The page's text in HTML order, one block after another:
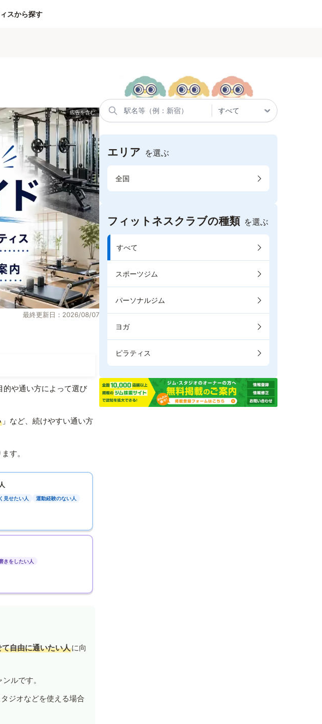
スから探す
最終更新日：2026/08/07
的や通い方によって選び
」など、続けやすい通い方
す。
見せたい人 運動経験のない人
きをしたい人
自由に通いたい人に向
ルです。
ジオなどを使える場合
エリア を選ぶ
全国
フィットネスクラブの種類 を選ぶ
すべて
スポーツジム
パーソナルジム
ヨガ
ピラティス